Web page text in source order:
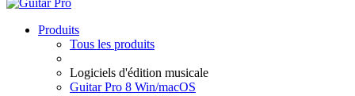
Produits
Tous les produits
Logiciels d'édition musicale
Guitar Pro 8 Win/macOS